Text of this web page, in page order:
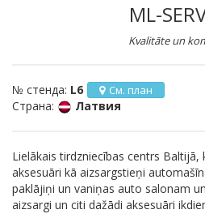
ML-
Kvalitāte un
№ стенда: L6 См. план
Страна: Латвия
Lielākais tirdzniecības centrs
aksesuāri kā aizsargstieņi
paklājiņi un vaniņas auto salonam
aizsargi un citi dažādi aksesuāri